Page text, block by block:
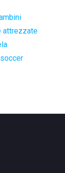
attrezzate